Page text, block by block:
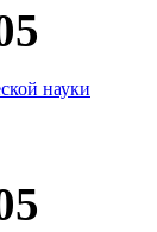
науки